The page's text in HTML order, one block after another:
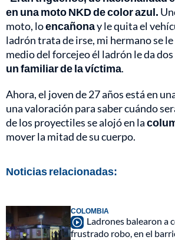
en una moto NKD de color azul.
moto, loencañonay le quita el
ladrón trata de irse, mi hermano se le
medio del forcejeo él ladrón le da
un familiar de la víctima.
Ahora, el joven de 27 años está en
una valoración para saber cuándo
de los proyectiles se alojó en la
mover la mitad de su cuerpo.
Noticias relacionadas:
COLOMBIA
Ladrones balearon a
frustrado robo, en el